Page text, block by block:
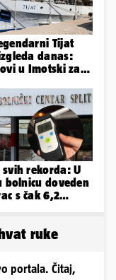
Tijat
danas:
u Imotski za
svih rekorda: U
bolnicu doveden
s čak 6,2
ruke
portala. Čitaj,